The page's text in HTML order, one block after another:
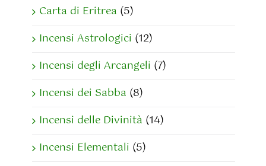
Carta di Eritrea (5)
Incensi Astrologici (12)
Incensi degli Arcangeli (7)
Incensi dei Sabba (8)
Incensi delle Divinità (14)
Incensi Elementali (5)